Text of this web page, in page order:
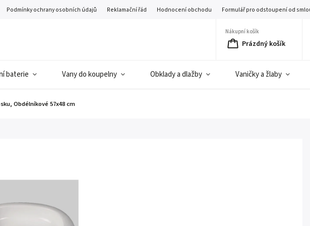
Podmínky ochrany osobních údajů Reklamační řád Hodnocení obchodu Formulář pro odstoupení od
Nákupní košík
Prázdný košík
baterie Vany do koupelny Obklady a dlažby Vaničky a žlaby
Obdélníkové 57x48 cm